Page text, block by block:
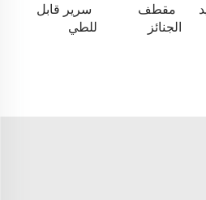
مقطف
الجنائز
سرير قابل
للطي